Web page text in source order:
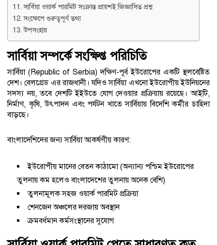
সার্বিয়া ওয়ার্ক পারমিট সংক্রান্ত প্রায়শই জিজ্ঞাসিত প্রশ্ন
সংক্ষেপে গুরুত্বপূর্ণ তথ্য
উপসংহার
সার্বিয়া সম্পর্কে সংক্ষিপ্ত পরিচিতি
সার্বিয়া (Republic of Serbia) দক্ষিণ-পূর্ব ইউরোপের একটি স্থলবেষ্টিত
দেশ। বেলগ্রেড এর রাজধানী। যদিও সার্বিয়া এখনো ইউরোপীয় ইউনিয়নের
সদস্য নয়, তবে দেশটি ইইউতে যোগ দেওয়ার প্রক্রিয়ায় রয়েছে। আইটি,
নির্মাণ, কৃষি, উৎপাদন এবং পর্যটন খাতে সার্বিয়ায় বিদেশি কর্মীর চাহিদা
বাড়ছে।
বাংলাদেশিদের জন্য সার্বিয়া আকর্ষণীয় কারণ:
ইউরোপীয় মানের বেতন কাঠামো (অন্যান্য পশ্চিম ইউরোপের
তুলনায় কম হলেও বাংলাদেশের তুলনায় অনেক বেশি)
তুলনামূলক সহজ ওয়ার্ক পারমিট প্রক্রিয়া
শেনজেন অঞ্চলের দরজায় অবস্থান
ক্রমবর্ধমান কর্মসংস্থানের সুযোগ